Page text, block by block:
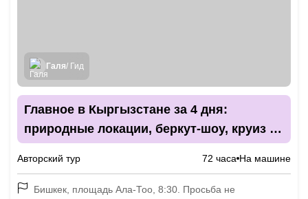
Галя/ Гид
Главное в Кыргызстане за 4 дня:
природные локации, беркут-шоу, круиз и
Авторский тур 72 часа На машине
Бишкек, площадь Ала-Тоо, 8:30. Просьба не